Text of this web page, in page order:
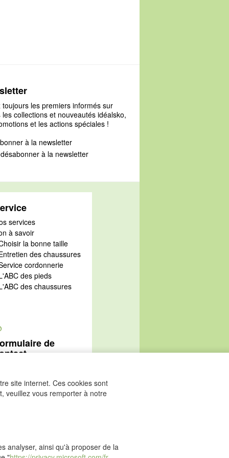
site internet. Ces cookies sont
veuillez vous remporter à notre
analyser, ainsi qu'à proposer de la
toujours les premiers informés sur
les collections et nouveautés idéalsko,
et les actions spéciales !
à la newsletter
à la newsletter
services
à savoir
la bonne taille
des chaussures
cordonnerie
des pieds
des chaussures
de